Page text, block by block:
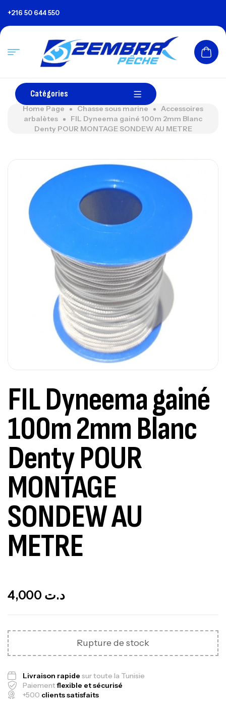
+216 50 644 550
Catégories
Home Page Chasse sous marine
Accessoires
arbalètes
FIL Dyneema gainé 100m 2mm Blanc
Denty POUR MONTAGE SONDEW AU METRE
FIL Dyneema gainé
100m 2mm Blanc
Denty POUR
MONTAGE
SONDEW AU
METRE
د.ت
Rupture de stock
Livraison rapide sur toute la Tunisie
Paiementflexible et sécurisé
+500 clients satisfaits